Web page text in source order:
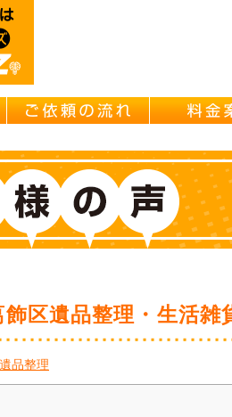
HOME ご依頼の流れ
区遺品整理・生活雑
遺品整理